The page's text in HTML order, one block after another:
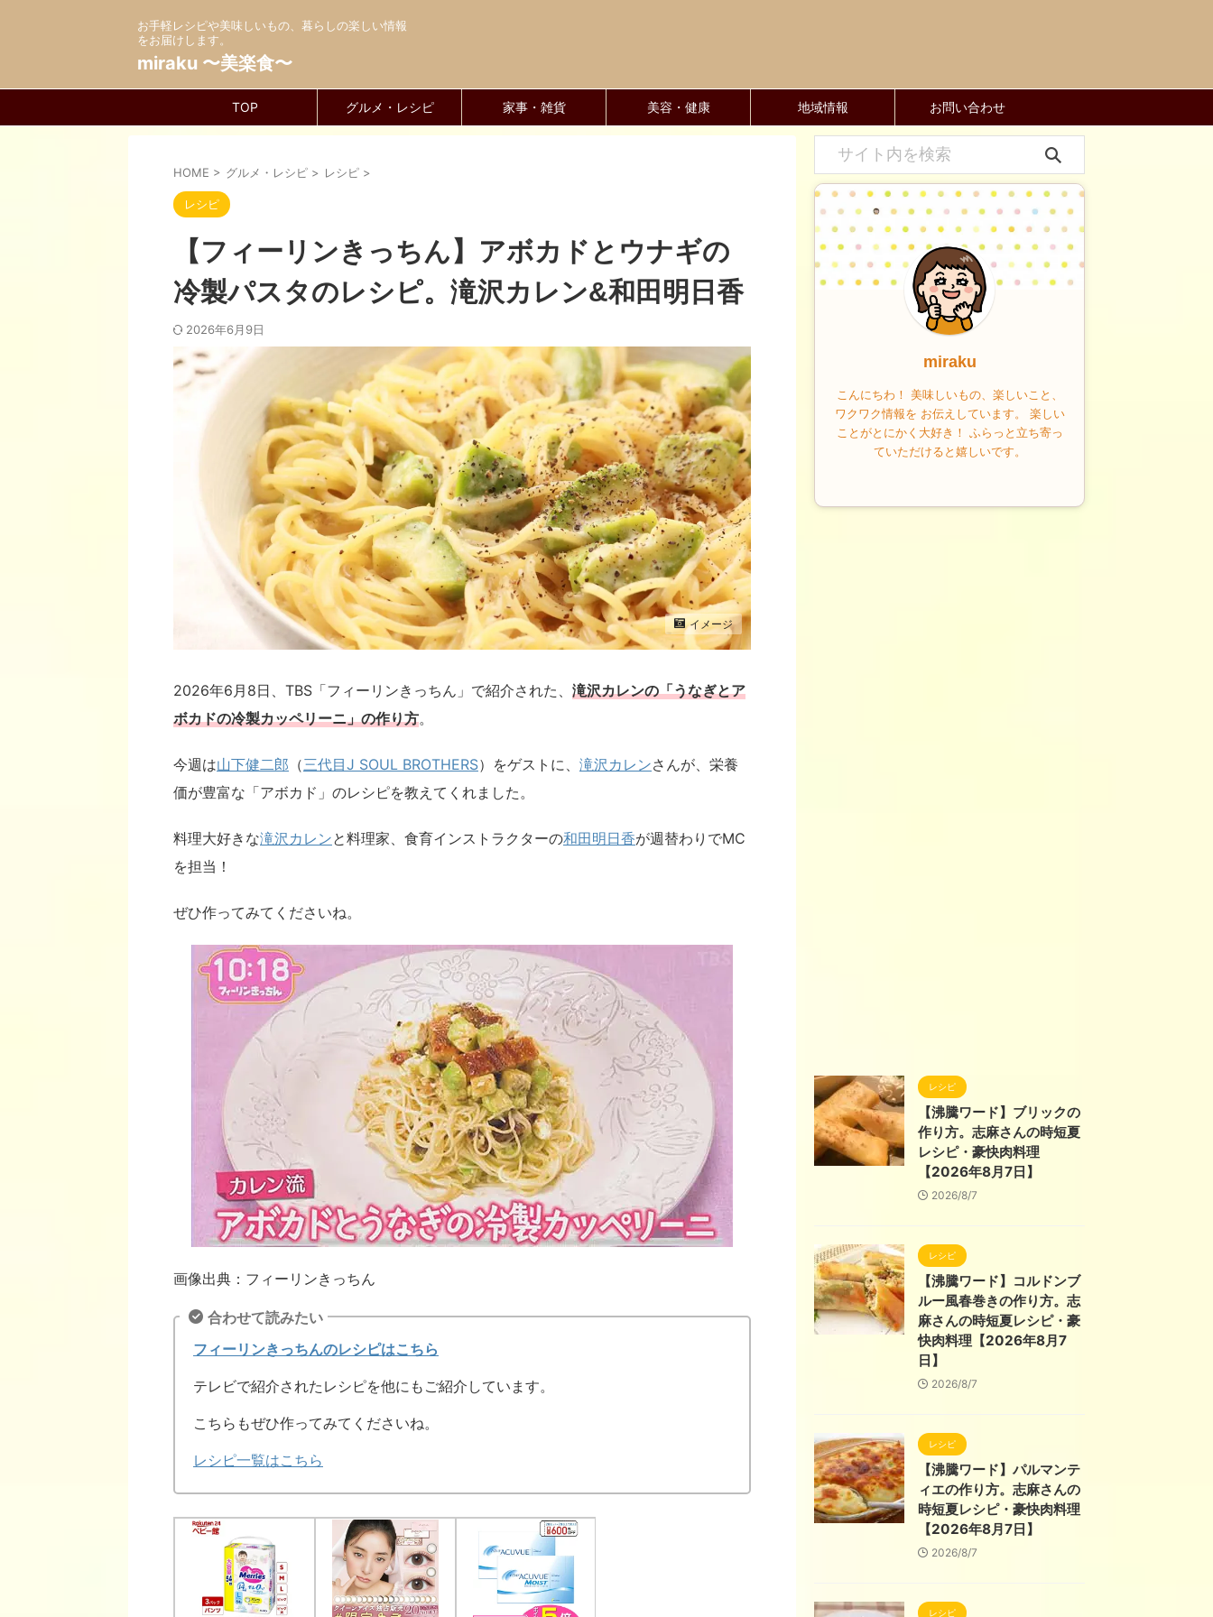
お手軽レシピや美味しいもの、暮らしの楽しい情報
をお届けします。
miraku 〜美楽食〜
TOP グルメ・レシピ 家事・雑貨 美容・健康 地域情報 お問い合わせ
HOME > グルメ・レシピ > レシピ >
レシピ
【フィーリンきっちん】アボカドとウナギの
冷製パスタのレシピ。滝沢カレン&和田明日香
2026年6月9日
イメージ
2026年6月8日、TBS「フィーリンきっちん」で紹介された、 滝沢カレンの「うなぎとア
ボカドの冷製カッペリーニ」の作り方。
今週は山下健二郎 （三代目J SOUL BROTHERS）をゲストに、 滝沢カレンさんが、栄養
価が豊富な「アボカド」のレシピを教えてくれました。
料理大好きな滝沢カレンと料理家、食育インストラクターの和田明日香が週替わりでMC
を担当！
ぜひ作ってみてくださいね。
画像出典：フィーリンきっちん
合わせて読みたい
フィーリンきっちんのレシピはこちら
テレビで紹介されたレシピを他にもご紹介しています。
こちらもぜひ作ってみてくださいね。
レシピ一覧はこちら
miraku
こんにちわ！ 美味しいもの、楽しいこと、
ワクワク情報を お伝えしています。 楽しい
ことがとにかく大好き！ ふらっと立ち寄っ
ていただけると嬉しいです。
レシピ
【沸騰ワード】ブリックの
作り方。志麻さんの時短夏
レシピ・豪快肉料理
【2026年8月7日】
2026/8/7
レシピ
【沸騰ワード】コルドンブ
ルー風春巻きの作り方。志
麻さんの時短夏レシピ・豪
快肉料理【2026年8月7
日】
2026/8/7
レシピ
【沸騰ワード】パルマンテ
ィエの作り方。志麻さんの
時短夏レシピ・豪快肉料理
【2026年8月7日】
2026/8/7
レシピ